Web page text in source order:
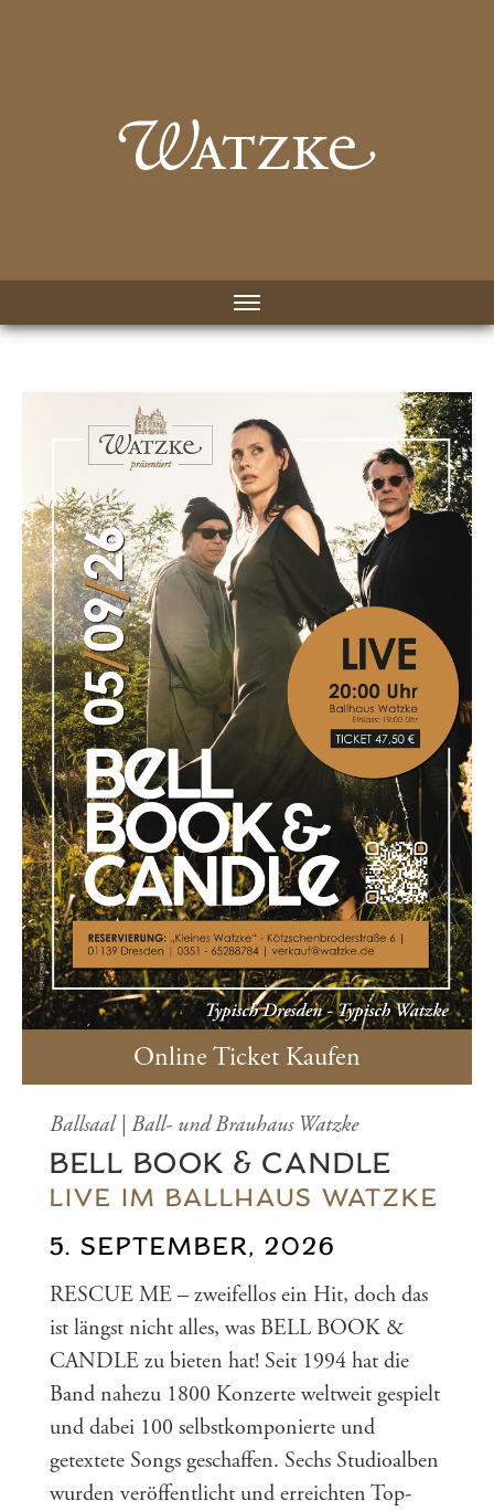
Ballsaal | Ball- und Brauhaus Watzke
BELL BOOK & CANDLE
LIVE IM BALLHAUS WATZKE
5. SEPTEMBER, 2026
RESCUE ME – zweifellos ein Hit, doch das
ist längst nicht alles, was BELL BOOK &
CANDLE zu bieten hat! Seit 1994 hat die
Band nahezu 1800 Konzerte weltweit gespielt
und dabei 100 selbstkomponierte und
getextete Songs geschaffen. Sechs Studioalben
wurden veröffentlicht und erreichten Top-
Online Ticket Kaufen